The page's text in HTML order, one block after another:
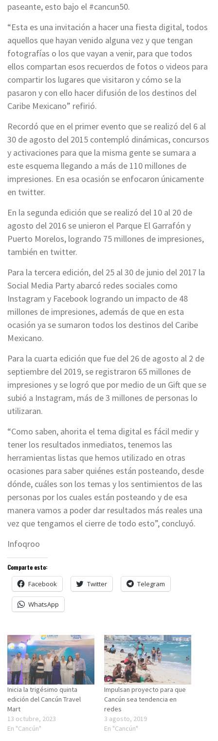
paseante, esto bajo el #cancun50.
“Esta es una invitación a hacer una fiesta digital, todos
aquellos que hayan venido alguna vez y que tengan
fotografías o los que vayan a venir, para que todos
ellos compartan esos recuerdos de fotos o videos para
compartir los lugares que visitaron y cómo se la
pasaron y con ello hacer difusión de los destinos del
Caribe Mexicano” refirió.
Recordó que en el primer evento que se realizó del 6 al
30 de agosto del 2015 contempló dinámicas, concursos
y activaciones para que la misma gente se sumara a
este esquema llegando a más de 110 millones de
impresiones. En esa ocasión se enfocaron únicamente
en twitter.
En la segunda edición que se realizó del 10 al 20 de
agosto del 2016 se unieron el Parque El Garrafón y
Puerto Morelos, logrando 75 millones de impresiones,
también en twitter.
Para la tercera edición, del 25 al 30 de junio del 2017 la
Social Media Party abarcó redes sociales como
Instagram y Facebook logrando un impacto de 48
millones de impresiones, además de que en esta
ocasión ya se sumaron todos los destinos del Caribe
Mexicano.
Para la cuarta edición que fue del 26 de agosto al 2 de
septiembre del 2019, se registraron 65 millones de
impresiones y se logró que por medio de un Gift que se
subió a Instagram, más de 3 millones de personas lo
utilizaran.
“Como saben, ahorita el tema digital es fácil medir y
tener los resultados inmediatos, tenemos las
herramientas listas que hemos utilizado en otras
ocasiones para saber quiénes están posteando, desde
dónde, cuáles son los temas y los sentimientos de las
personas por los cuales están posteando y de esa
manera vamos a poder dar resultados más reales una
vez que tengamos el cierre de todo esto”, concluyó.
Infoqroo
Comparte esto:
Facebook Twitter Telegram
WhatsApp
Inicia la trigésimo quinta
edición del Cancún Travel
Mart
13 octubre, 2023
En "Cancún"
Impulsan proyecto para que
Cancún sea tendencia en
redes
3 agosto, 2019
En "Cancún"